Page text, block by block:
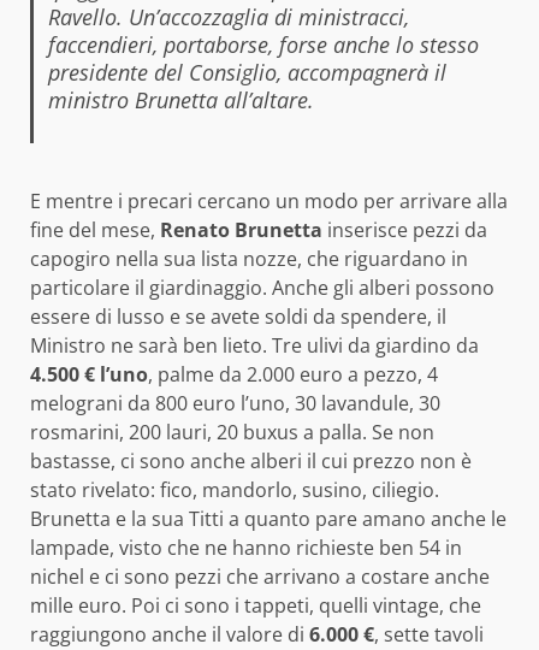
Ravello. Un’accozzaglia di ministracci,
faccendieri, portaborse, forse anche lo stesso
presidente del Consiglio, accompagnerà il
ministro Brunetta all’altare.
E mentre i precari cercano un modo per arrivare alla
fine del mese, Renato Brunetta inserisce pezzi da
capogiro nella sua lista nozze, che riguardano in
particolare il giardinaggio. Anche gli alberi possono
essere di lusso e se avete soldi da spendere, il
Ministro ne sarà ben lieto. Tre ulivi da giardino da
4.500 € l’uno, palme da 2.000 euro a pezzo, 4
melograni da 800 euro l’uno, 30 lavandule, 30
rosmarini, 200 lauri, 20 buxus a palla. Se non
bastasse, ci sono anche alberi il cui prezzo non è
stato rivelato: fico, mandorlo, susino, ciliegio.
Brunetta e la sua Titti a quanto pare amano anche le
lampade, visto che ne hanno richieste ben 54 in
nichel e ci sono pezzi che arrivano a costare anche
mille euro. Poi ci sono i tappeti, quelli vintage, che
raggiungono anche il valore di 6.000 €, sette tavoli